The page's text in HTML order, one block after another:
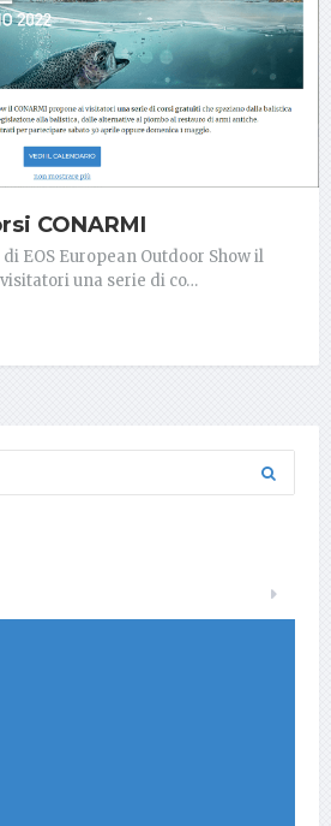
CONARMI
EOS European Outdoor Show il
una serie di co…